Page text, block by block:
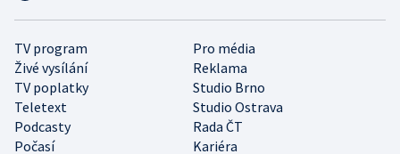
TV program
Pro média
Živé vysílání
Reklama
TV poplatky
Studio Brno
Teletext
Studio Ostrava
Podcasty
Rada ČT
Počasí
Kariéra